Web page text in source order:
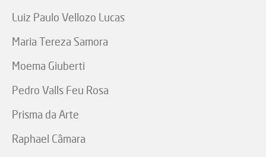
Luiz Paulo Vellozo Lucas
Maria Tereza Samora
Moema Giuberti
Pedro Valls Feu Rosa
Prisma da Arte
Raphael Câmara